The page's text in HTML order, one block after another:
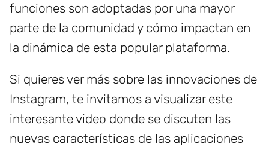
funciones son adoptadas por una mayor
parte de la comunidad y cómo impactan en
la dinámica de esta popular plataforma.
Si quieres ver más sobre las innovaciones de
Instagram, te invitamos a visualizar este
interesante video donde se discuten las
nuevas características de las aplicaciones